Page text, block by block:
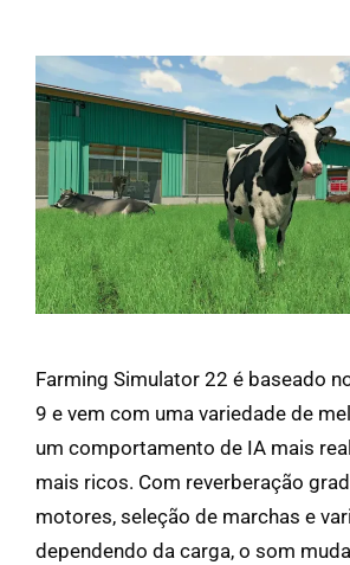
Farming Simulator 22 é baseado
9 e vem com uma variedade de
um comportamento de IA mais
mais ricos. Com reverberação
motores, seleção de marchas e
dependendo da carga, o som